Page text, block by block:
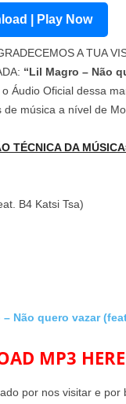
| Play Now
A TUA
“Lil Magro – Não
o Áudio Oficial dessa
de música a nível de
TÉCNICA DA
B4 Katsi Tsa)
– Não quero vazar
MP3
por nos visitar e por